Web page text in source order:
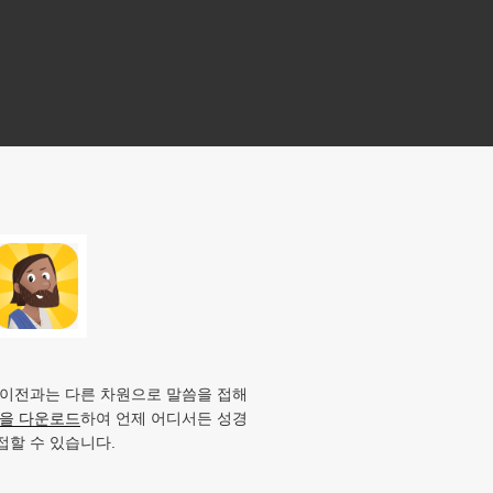
전과는 다른 차원으로 말씀을 접해
다운로드하여 언제 어디서든 성경
할 수 있습니다.